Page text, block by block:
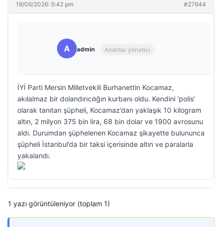
19/06/2026: 5:42 pm #27644
A admin Anahtar yönetici
İYİ Parti Mersin Milletvekili Burhanettin Kocamaz,
akılalmaz bir dolandırıcılığın kurbanı oldu. Kendini ‘polis’
olarak tanıtan şüpheli, Kocamaz’dan yaklaşık 10 kilogram
altın, 2 milyon 375 bin lira, 68 bin dolar ve 1900 avrosunu
aldı. Durumdan şüphelenen Kocamaz şikayette bulununca
şüpheli İstanbul’da bir taksi içerisinde altın ve paralarla
yakalandı.
1 yazı görüntüleniyor (toplam 1)